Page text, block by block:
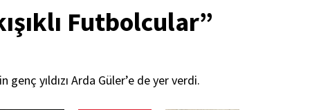
Futbolcular”
yıldızı Arda Güler’e de yer verdi.